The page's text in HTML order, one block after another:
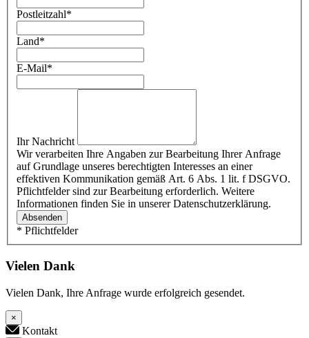
Postleitzahl*
Land*
E-Mail*
Ihr Nachricht
Wir verarbeiten Ihre Angaben zur Bearbeitung Ihrer Anfrage
auf Grundlage unseres berechtigten Interesses an einer
effektiven Kommunikation gemäß Art. 6 Abs. 1 lit. f DSGVO.
Pflichtfelder sind zur Bearbeitung erforderlich. Weitere
Informationen finden Sie in unserer Datenschutzerklärung.
Absenden
* Pflichtfelder
Vielen Dank
Vielen Dank, Ihre Anfrage wurde erfolgreich gesendet.
×
Kontakt